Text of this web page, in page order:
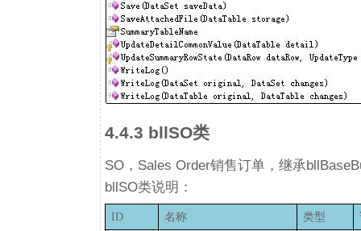
4.4.3 bllSO类
SO，Sales Order销售订单，继承
bllSO类说明：
ID 名称 类型